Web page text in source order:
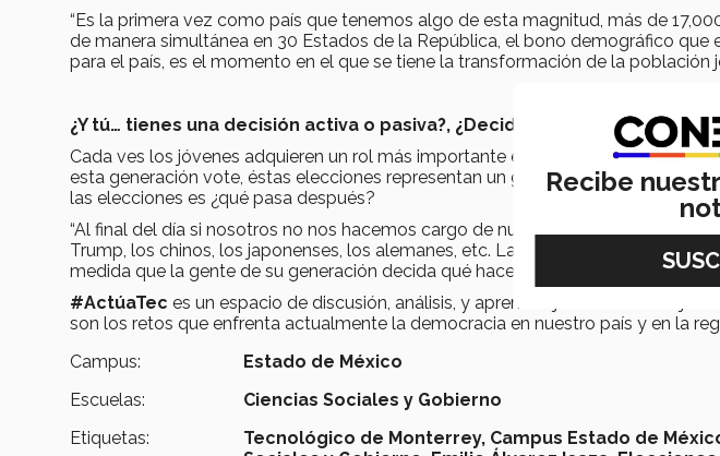
“Es la primera vez como país que tenemos algo de esta magnitud, más de
de manera simultánea en 30 Estados de la República, el bono demográfico
para el país, es el momento en el que se tiene la transformación de la población
¿Y tú… tienes una decisión activa o pasiva?, ¿Decides o dejas que
Cada ves los jóvenes adquieren un rol más importante en la política mundial y
esta generación vote, éstas elecciones representan un gran paso para todos,
las elecciones es ¿qué pasa después?
“Al final del día si nosotros no nos hacemos cargo de nuestro país y de lo que
Trump, los chinos, los japonenses, los alemanes, etc. La respuesta a lo que
medida que la gente de su generación decida qué hacer”, finalizó Álvarez Icaza.
#ActúaTec es un espacio de discusión, análisis, y aprendizaje en el cual los
son los retos que enfrenta actualmente la democracia en nuestro país y en la
Campus:
Estado de México
Escuelas:
Ciencias Sociales y Gobierno
Etiquetas:
Tecnológico de Monterrey, Campus Estado de
Recibe